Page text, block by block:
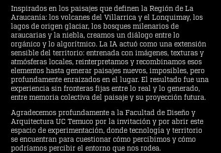
Inspirados en los paisajes que definen la Región de La
Araucanía: los volcanes del Villarrica y el Lonquimay, los
lagos de origen glaciar, los bosques milenarios de
araucarias y la niebla, creamos un diálogo entre lo
orgánico y lo algorítmico. La IA actuó como una extensión
sensible del territorio: entrenada con imágenes, texturas y
atmósferas locales, reinterpretamos y recombinamos esos
elementos hasta generar paisajes nuevos, imposibles, pero
profundamente enraizados en el lugar. El resultado fue una
experiencia sin fronteras fijas entre lo real y lo generado,
entre memoria colectiva del paisaje y su proyección futura.
Agradecemos profundamente a la Facultad de Diseño y
Arquitectura UC Temuco por la invitación y por abrir este
espacio de experimentación, donde tecnología y territorio
se encuentran para cuestionar cómo percibimos y cómo
podríamos percibir el entorno que nos rodea.